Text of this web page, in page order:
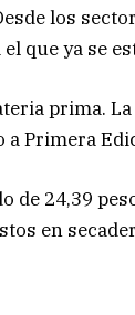
los
que ya se
prima.
a Primera
de 24,39
en